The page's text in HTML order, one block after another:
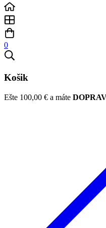
0
Košik
Ešte 100,00 € a máte